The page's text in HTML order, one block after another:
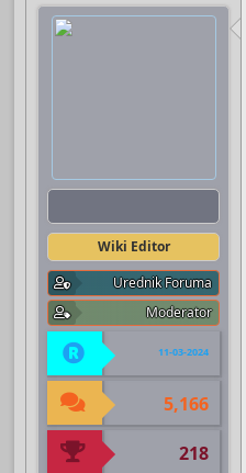
Wiki Editor
Urednik Foruma
Moderator
11-03-2024
5,166
218